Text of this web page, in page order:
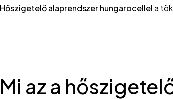
Hőszigetelő alaprendszer hungarocellela
Mi az a